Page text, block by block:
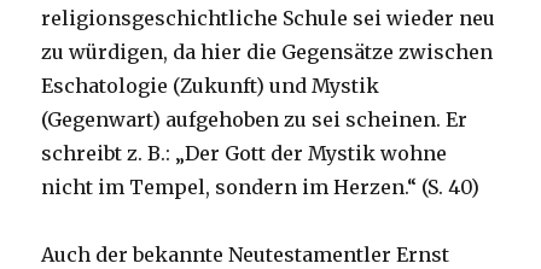
religionsgeschichtliche Schule sei wieder neu
zu würdigen, da hier die Gegensätze zwischen
Eschatologie (Zukunft) und Mystik
(Gegenwart) aufgehoben zu sei scheinen. Er
schreibt z. B.: „Der Gott der Mystik wohne
nicht im Tempel, sondern im Herzen.“ (S. 40)
Auch der bekannte Neutestamentler Ernst